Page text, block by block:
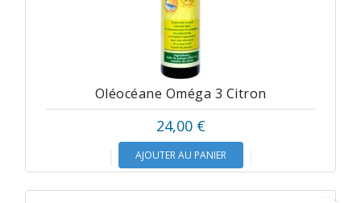
Oléocéane Oméga 3 Citron
24,00 €
AJOUTER AU PANIER